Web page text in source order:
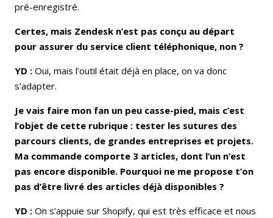
pré-enregistré.
Certes, mais Zendesk n’est pas conçu au départ
pour assurer du service client téléphonique, non ?
YD : Oui, mais l’outil était déjà en place, on va donc
s’adapter.
Je vais faire mon fan un peu casse-pied, mais c’est
l’objet de cette rubrique : tester les sutures des
parcours clients, de grandes entreprises et projets.
Ma commande comporte 3 articles, dont l’un n’est
pas encore disponible. Pourquoi ne me propose t’on
pas d’être livré des articles déjà disponibles ?
YD : On s’appuie sur Shopify, qui est très efficace et nous